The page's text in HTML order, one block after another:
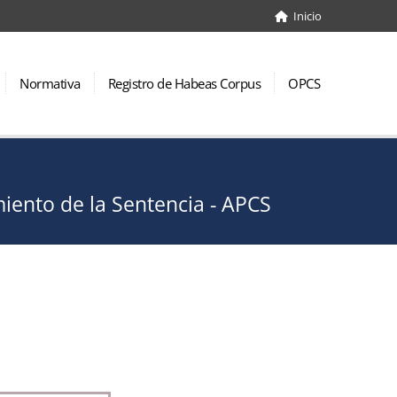
Inicio
Normativa Registro de Habeas Corpus OPCS
de la Sentencia - APCS